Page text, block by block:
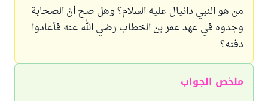
من هو النبي دانيال عليه السلام؟ وهل صح أنّ الصحابة
وجدوه في عهد عمر بن الخطاب رضي الله عنه فأعادوا
دفنه؟
ملخص الجواب